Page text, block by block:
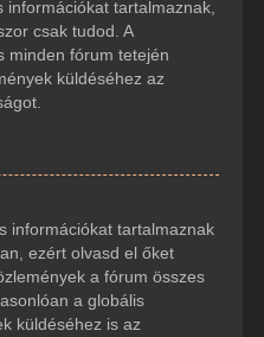
tartalmaznak,
csak tudod. A
minden fórum tetején
küldéséhez az
információkat tartalmaznak
ezért olvasd el őket
a fórum összes
a globális
küldéséhez is az